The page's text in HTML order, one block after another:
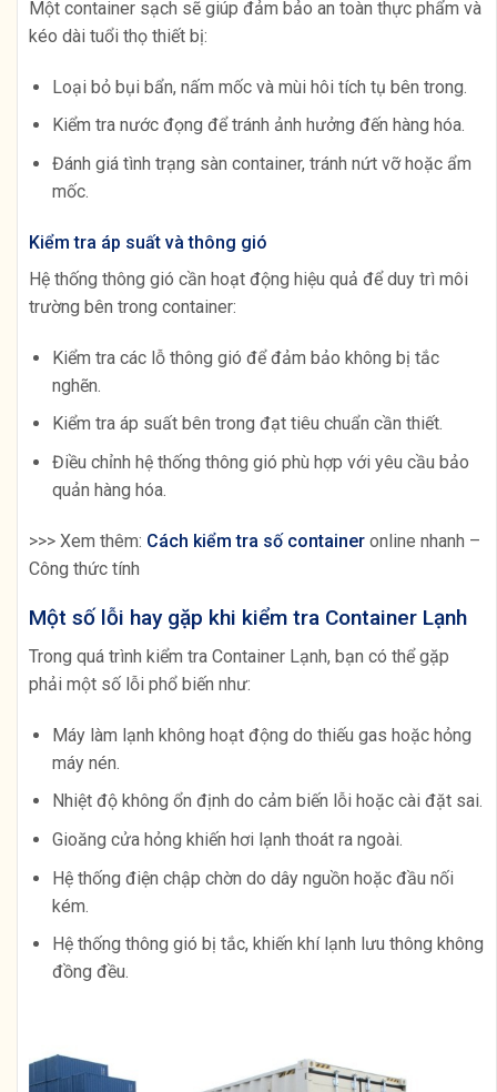
Một container sạch sẽ giúp đảm bảo an toàn thực phẩm và
kéo dài tuổi thọ thiết bị:
Loại bỏ bụi bẩn, nấm mốc và mùi hôi tích tụ bên trong.
Kiểm tra nước đọng để tránh ảnh hưởng đến hàng hóa.
Đánh giá tình trạng sàn container, tránh nứt vỡ hoặc ẩm
mốc.
Kiểm tra áp suất và thông gió
Hệ thống thông gió cần hoạt động hiệu quả để duy trì môi
trường bên trong container:
Kiểm tra các lỗ thông gió để đảm bảo không bị tắc
nghẽn.
Kiểm tra áp suất bên trong đạt tiêu chuẩn cần thiết.
Điều chỉnh hệ thống thông gió phù hợp với yêu cầu bảo
quản hàng hóa.
>>> Xem thêm: Cách kiểm tra số container online nhanh –
Công thức tính
Một số lỗi hay gặp khi kiểm tra Container Lạnh
Trong quá trình kiểm tra Container Lạnh, bạn có thể gặp
phải một số lỗi phổ biến như:
Máy làm lạnh không hoạt động do thiếu gas hoặc hỏng
máy nén.
Nhiệt độ không ổn định do cảm biến lỗi hoặc cài đặt sai.
Gioăng cửa hỏng khiến hơi lạnh thoát ra ngoài.
Hệ thống điện chập chờn do dây nguồn hoặc đầu nối
kém.
Hệ thống thông gió bị tắc, khiến khí lạnh lưu thông không
đồng đều.